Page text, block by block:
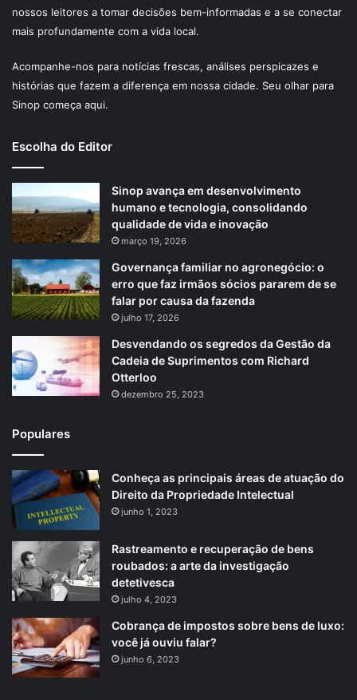
nossos leitores a tomar decisões bem-informadas e a se conectar
mais profundamente com a vida local.
Acompanhe-nos para notícias frescas, análises perspicazes e
histórias que fazem a diferença em nossa cidade. Seu olhar para
Sinop começa aqui.
Escolha do Editor
Sinop avança em desenvolvimento
humano e tecnologia, consolidando
qualidade de vida e inovação
março 19, 2026
Governança familiar no agronegócio: o
erro que faz irmãos sócios pararem de se
falar por causa da fazenda
julho 17, 2026
Desvendando os segredos da Gestão da
Cadeia de Suprimentos com Richard
Otterloo
dezembro 25, 2023
Populares
Conheça as principais áreas de atuação do
Direito da Propriedade Intelectual
junho 1, 2023
Rastreamento e recuperação de bens
roubados: a arte da investigação
detetivesca
julho 4, 2023
Cobrança de impostos sobre bens de luxo:
você já ouviu falar?
junho 6, 2023